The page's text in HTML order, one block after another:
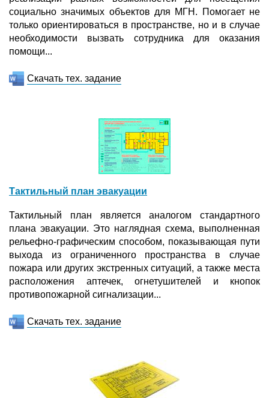
социально значимых объектов для МГН. Помогает не
только ориентироваться в пространстве, но и в случае
необходимости вызвать сотрудника для оказания
помощи...
Скачать тех. задание
Тактильный план эвакуации
Тактильный план является аналогом стандартного
плана эвакуации. Это наглядная схема, выполненная
рельефно-графическим способом, показывающая пути
выхода из ограниченного пространства в случае
пожара или других экстренных ситуаций, а также места
расположения аптечек, огнетушителей и кнопок
противопожарной сигнализации...
Скачать тех. задание